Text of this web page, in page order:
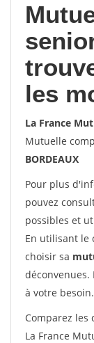
les
La France
Mutuelle
BORDEAUX
Pour plus
pouvez
possibles et
En utilisant le
choisir sa
à votre besoin.
Comparez
La France